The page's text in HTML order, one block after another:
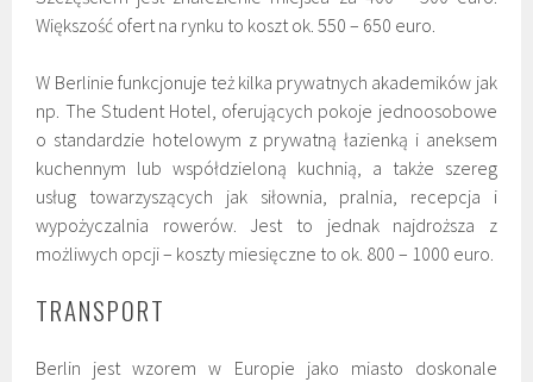
Większość ofert na rynku to koszt ok. 550 – 650 euro.
W Berlinie funkcjonuje też kilka prywatnych akademików jak
np. The Student Hotel, oferujących pokoje jednoosobowe
o standardzie hotelowym z prywatną łazienką i aneksem
kuchennym lub współdzieloną kuchnią, a także szereg
usług towarzyszących jak siłownia, pralnia, recepcja i
wypożyczalnia rowerów. Jest to jednak najdroższa z
możliwych opcji – koszty miesięczne to ok. 800 – 1000 euro.
TRANSPORT
Berlin jest wzorem w Europie jako miasto doskonale